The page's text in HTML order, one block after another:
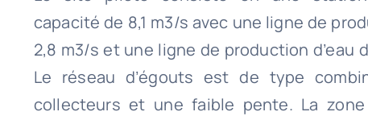
capacité de 8,1 m3/s avec une ligne de
2,8 m3/s et une ligne de production d’eau
Le réseau d’égouts est de type
collecteurs et une faible pente. La